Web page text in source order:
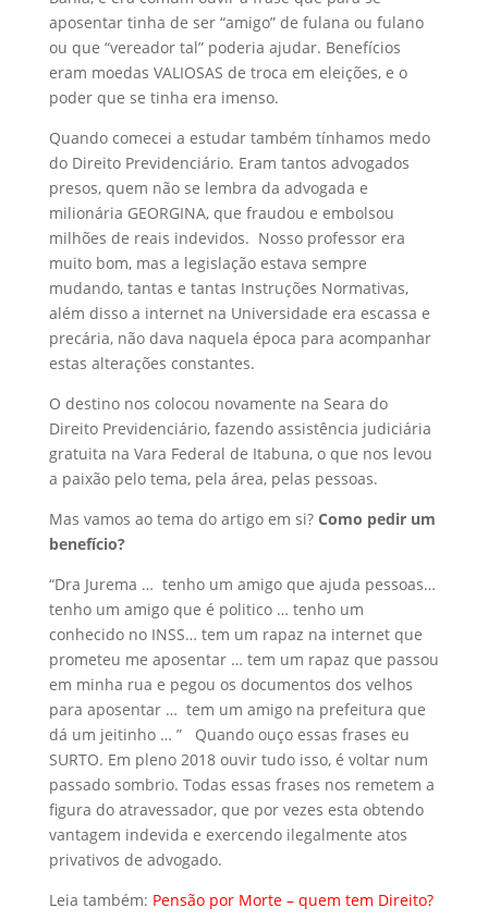
aposentar tinha de ser “amigo” de fulana ou fulano
ou que “vereador tal” poderia ajudar. Benefícios
eram moedas VALIOSAS de troca em eleições, e o
poder que se tinha era imenso.
Quando comecei a estudar também tínhamos medo
do Direito Previdenciário. Eram tantos advogados
presos, quem não se lembra da advogada e
milionária GEORGINA, que fraudou e embolsou
milhões de reais indevidos. Nosso professor era
muito bom, mas a legislação estava sempre
mudando, tantas e tantas Instruções Normativas,
além disso a internet na Universidade era escassa e
precária, não dava naquela época para acompanhar
estas alterações constantes.
O destino nos colocou novamente na Seara do
Direito Previdenciário, fazendo assistência judiciária
gratuita na Vara Federal de Itabuna, o que nos levou
a paixão pelo tema, pela área, pelas pessoas.
Mas vamos ao tema do artigo em si? Como pedir um
benefício?
“Dra Jurema … tenho um amigo que ajuda pessoas…
tenho um amigo que é politico … tenho um
conhecido no INSS… tem um rapaz na internet que
prometeu me aposentar … tem um rapaz que passou
em minha rua e pegou os documentos dos velhos
para aposentar … tem um amigo na prefeitura que
dá um jeitinho … ” Quando ouço essas frases eu
SURTO. Em pleno 2018 ouvir tudo isso, é voltar num
passado sombrio. Todas essas frases nos remetem a
figura do atravessador, que por vezes esta obtendo
vantagem indevida e exercendo ilegalmente atos
privativos de advogado.
Leia também: Pensão por Morte – quem tem Direito?